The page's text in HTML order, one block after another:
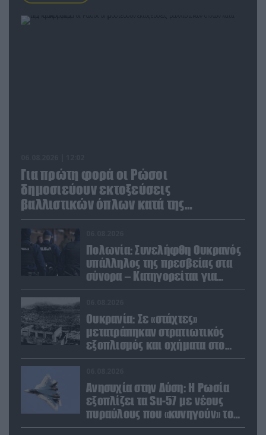
Για πρώτη φορά οι Ρώσοι
δημοσιεύουν εκτοξεύσεις
βαλλιστικών όπλων κατά της
Ουκρανίας
Πολωνία: Συνελήφθη Ουκρανός
υπάλληλος της πρεσβείας στα
σύνορα – Κατηγορείται για
μεταφορά μεγάλων ποσών και
Ουκρανία: Σε «στάχτες»
μετατράπηκαν στρατιωτικός
εξοπλισμός και οχήματα στο
Κίεβο μετά από ρωσικά
Ανησυχία στην Δύση: H Ρωσία
εξοπλίζει τα Su-57 με νέους
πυραύλους που «κυνηγούν» τον
στόχο μέσα από παρεμβολές!